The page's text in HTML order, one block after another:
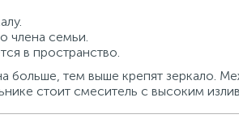
члена семьи.
в пространство.
тем выше крепят зеркало.
стоит смеситель с высоким